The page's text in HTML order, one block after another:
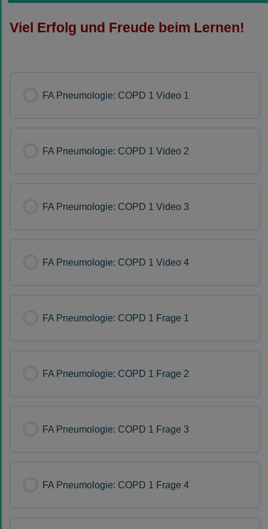
Viel Erfolg und Freude beim Lernen!
FA Pneumologie: COPD 1 Video 1
FA Pneumologie: COPD 1 Video 2
FA Pneumologie: COPD 1 Video 3
FA Pneumologie: COPD 1 Video 4
FA Pneumologie: COPD 1 Frage 1
FA Pneumologie: COPD 1 Frage 2
FA Pneumologie: COPD 1 Frage 3
FA Pneumologie: COPD 1 Frage 4